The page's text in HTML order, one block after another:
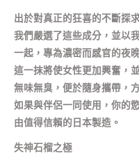
出於對真正的狂喜的不斷探
我們嚴選了這些成分，並以
一起，專為濃密而感官的夜
這一抹將使女性更加興奮，
無味無臭，便於隨身攜帶，
如果與伴侶一同使用，你的
由值得信賴的日本製造。
失神石榴之極